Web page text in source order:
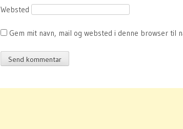
Websted
Gem mit navn, mail og websted i denne browser til